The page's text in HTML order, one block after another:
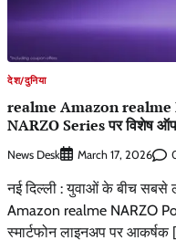
देश/दुनिया
realme Amazon realme
NARZO Series पर विशेष
News Desk March 17, 2026
नई दिल्ली : युवाओं के बीच सबसे
Amazon realme NARZO
स्मार्टफोन लाइनअप पर आकर्षक